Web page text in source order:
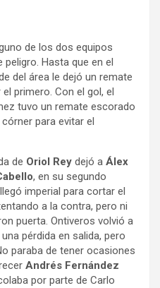
de los dos equipos
Hasta que en el
del área le dejó un remate
primero. Con el gol, el
tuvo un remate escorado
para evitar el
de Oriol Rey dejó a Álex
, en su segundo
imperial para cortar el
a la contra, pero ni
puerta. Ontiveros volvió a
pérdida en salida, pero
paraba de tener ocasiones
Andrés Fernández
por parte de Carlo